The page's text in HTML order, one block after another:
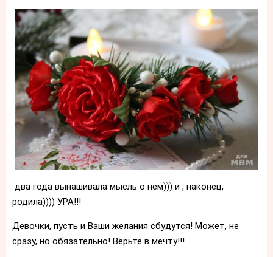
два года вынашивала мысль о нем))) и , наконец,
родила)))) УРА!!!
Девочки, пусть и Ваши желания сбудутся! Может, не
сразу, но обязательно! Верьте в мечту!!!